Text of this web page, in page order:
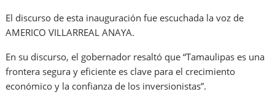
El discurso de esta inauguración fue escuchada la voz de
AMERICO VILLARREAL ANAYA.
En su discurso, el gobernador resaltó que “Tamaulipas es una
frontera segura y eficiente es clave para el crecimiento
económico y la confianza de los inversionistas”.